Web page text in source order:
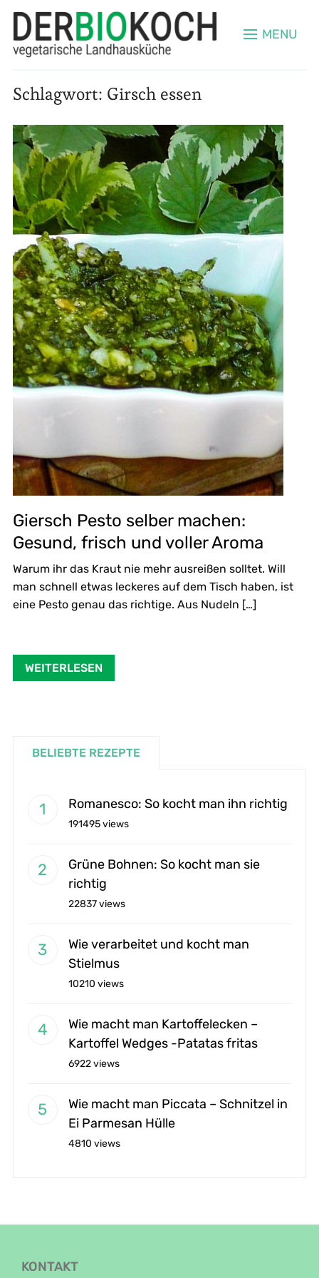
MENU
Schlagwort: Girsch essen
Giersch Pesto selber machen:
Gesund, frisch und voller Aroma
Warum ihr das Kraut nie mehr ausreißen solltet. Will
man schnell etwas leckeres auf dem Tisch haben, ist
eine Pesto genau das richtige. Aus Nudeln […]
WEITERLESEN
BELIEBTE REZEPTE
Romanesco: So kocht man ihn richtig
191495 views
Grüne Bohnen: So kocht man sie
richtig
22837 views
Wie verarbeitet und kocht man
Stielmus
10210 views
Wie macht man Kartoffelecken –
Kartoffel Wedges -Patatas fritas
6922 views
Wie macht man Piccata – Schnitzel in
Ei Parmesan Hülle
4810 views
KONTAKT